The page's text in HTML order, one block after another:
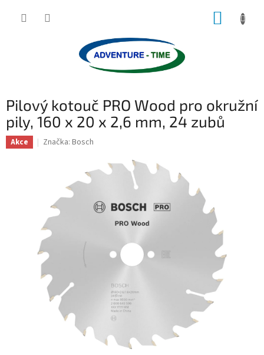
Pilový kotouč PRO Wood pro okružní
pily, 160 x 20 x 2,6 mm, 24 zubů
Akce Značka: Bosch